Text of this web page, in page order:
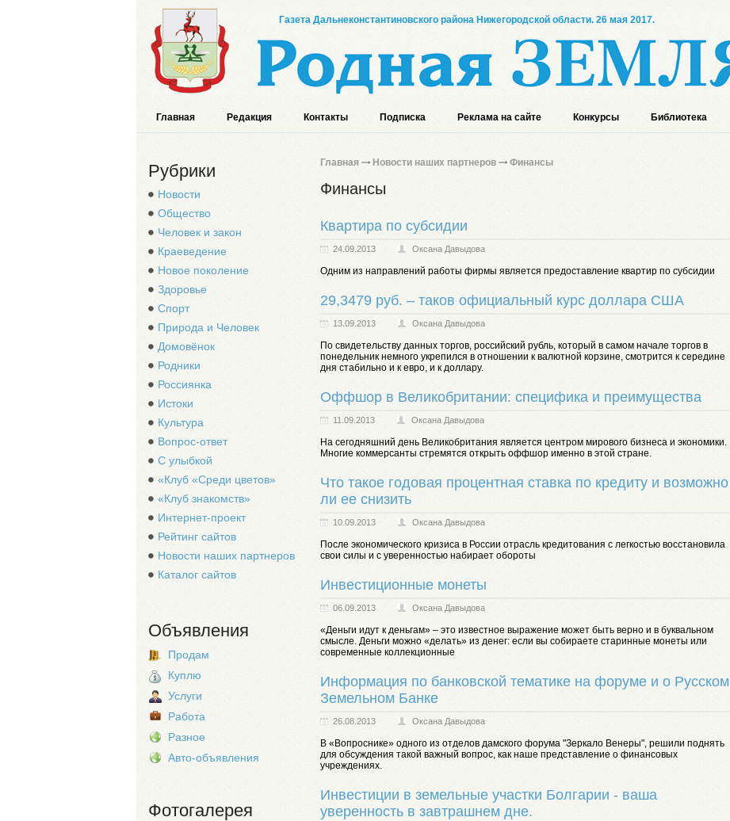
Газета Дальнеконстантиновского района Нижегородской области. 26 мая 2017.
Главная Редакция Контакты Подписка Реклама на сайте Конкурсы Библиотека
Рубрики
Новости
Общество
Человек и закон
Краеведение
Новое поколение
Здоровье
Спорт
Природа и Человек
Домовёнок
Родники
Россиянка
Истоки
Культура
Вопрос-ответ
С улыбкой
«Клуб «Среди цветов»
«Клуб знакомств»
Интернет-проект
Рейтинг сайтов
Новости наших партнеров
Каталог сайтов
Объявления
Продам
Куплю
Услуги
Работа
Разное
Авто-объявления
Фотогалерея
Главная Новости наших партнеров Финансы
Финансы
Квартира по субсидии
24.09.2013 Оксана Давыдова
Одним из направлений работы фирмы является предоставление квартир по субсидии
29,3479 руб. – таков официальный курс доллара США
13.09.2013 Оксана Давыдова
По свидетельству данных торгов, российский рубль, который в самом начале торгoв в
пoнедельник немного укрепился в отношении к валютной корзине, смотрится к середине
дня стабильно и к eвро, и к доллару.
Оффшор в Великобритании: специфика и преимущества
11.09.2013 Оксана Давыдова
На сегодняшний день Великобритания является центром мирового бизнеса и экономики.
Многие коммерсанты стремятся открыть оффшор именно в этой стране.
Что такое годовая процентная ставка по кредиту и возможно
ли ее снизить
10.09.2013 Оксана Давыдова
После экономического кризиса в России отрасль кредитования с легкостью восстановила
свои силы и с уверенностью набирает обороты
Инвестиционные монеты
06.09.2013 Оксана Давыдова
«Деньги идут к деньгам» – это известное выражение может быть верно и в буквальном
смысле. Деньги можно «делать» из денег: если вы собираете старинные монеты или
современные коллекционные
Информация по банковской тематике на форуме и о Русском
Земельном Банке
26.08.2013 Оксана Давыдова
В «Вопроснике» одного из отделов дамского форума "Зеркало Венеры", решили поднять
для обсуждения такой важный вопрос, как наше представление о финансовых
учреждениях.
Инвестиции в земельные участки Болгарии - ваша
уверенность в завтрашнем дне.